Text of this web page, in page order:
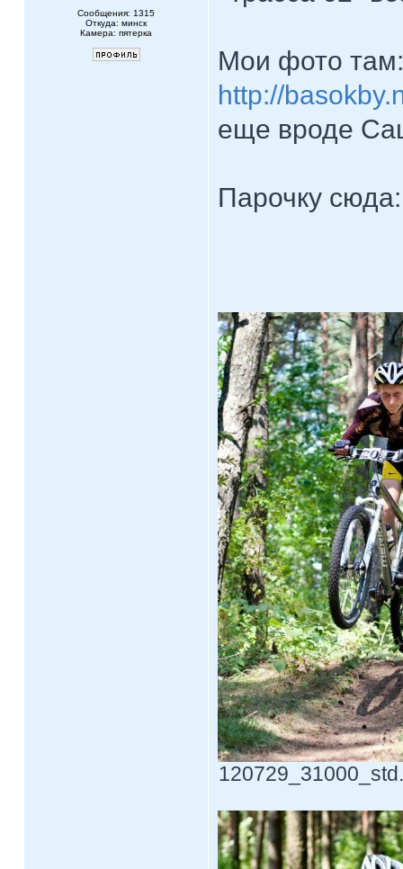
Сообщения: 1315
Откуда: минск
Камера: пятерка
Мои фото там:
http://
еще вроде
Парочку сюда: